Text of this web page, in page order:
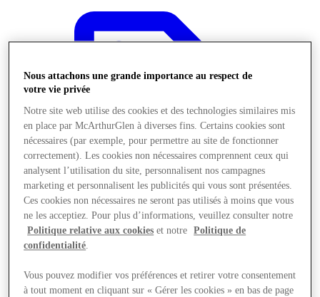
Nous attachons une grande importance au respect de
votre vie privée
Notre site web utilise des cookies et des technologies similaires mis
en place par McArthurGlen à diverses fins. Certains cookies sont
nécessaires (par exemple, pour permettre au site de fonctionner
correctement). Les cookies non nécessaires comprennent ceux qui
analysent l’utilisation du site, personnalisent nos campagnes
marketing et personnalisent les publicités qui vous sont présentées.
Ces cookies non nécessaires ne seront pas utilisés à moins que vous
ne les acceptiez. Pour plus d’informations, veuillez consulter notre
Politique relative aux cookies et notre
Politique de
confidentialité.
Vous pouvez modifier vos préférences et retirer votre consentement
à tout moment en cliquant sur « Gérer les cookies » en bas de page